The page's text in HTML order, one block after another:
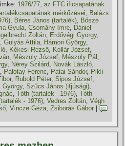
1976/77,az FTC ificsapatának
mérkőzései
Balázs
Béres János (tartalék) Bősze
Gyula ,Csomány Imre Dániel
Zoltán Erdővégi György,
,Gulyás Attila Hámori György,
Kékesi Rezső Kollár József
Mészöly József Mészöly Pál
, Nérey Szilárd Novák László
Palotay Ferenc Patai Sándor, Pikli
, Rubold Péter,Sipos József
György,Szűcs János (ifjúsági)
,Tóth (tartalék - 1976) ,Tóth
- 1976) ,Vedres Zoltán ,Végh
,Vincze Géza,Zsiborás Gábor